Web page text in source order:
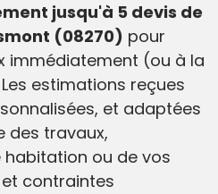
jusqu'à 5 devis de
(08270) pour
immédiatement (ou à la
estimations reçues
et adaptées
des travaux,
ou de vos
contraintes